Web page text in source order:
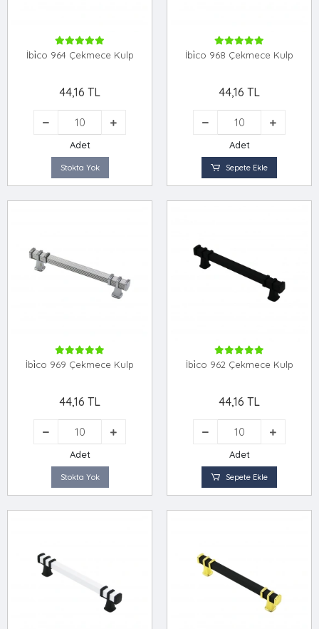
İbi̇co 964 Çekmece Kulp
44,16 TL
Adet
Stokta Yok
İbi̇co 968 Çekmece Kulp
44,16 TL
Adet
Sepete Ekle
İbi̇co 969 Çekmece Kulp
44,16 TL
Adet
Stokta Yok
İbi̇co 962 Çekmece Kulp
44,16 TL
Adet
Sepete Ekle